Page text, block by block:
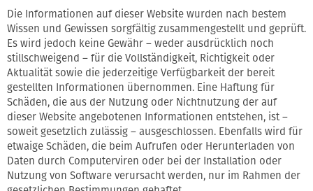
Die Informationen auf dieser Website wurden nach bestem
Wissen und Gewissen sorgfältig zusammengestellt und geprüft.
Es wird jedoch keine Gewähr – weder ausdrücklich noch
stillschweigend – für die Vollständigkeit, Richtigkeit oder
Aktualität sowie die jederzeitige Verfügbarkeit der bereit
gestellten Informationen übernommen. Eine Haftung für
Schäden, die aus der Nutzung oder Nichtnutzung der auf
dieser Website angebotenen Informationen entstehen, ist –
soweit gesetzlich zulässig – ausgeschlossen. Ebenfalls wird für
etwaige Schäden, die beim Aufrufen oder Herunterladen von
Daten durch Computerviren oder bei der Installation oder
Nutzung von Software verursacht werden, nur im Rahmen der